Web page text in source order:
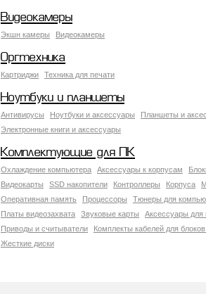
Видеокамеры
Экшн камеры Видеокамеры
Оргтехника
Картриджи Техника для печати
Ноутбуки и планшеты
Антивирусы Ноутбуки и аксессуары
Планшеты и
Электронные книги и аксессуары
Комплектующие для ПК
Охлаждение компьютера Аксессуары к корпусам
Видеокарты
SSD накопители Контроллеры Корпуса
Оперативная память
Процессоры
Тюнеры для
Платы видеозахвата
Звуковые карты
Аксессуары для
Приводы и считыватели
Комплекты кабелей для
Жесткие диски